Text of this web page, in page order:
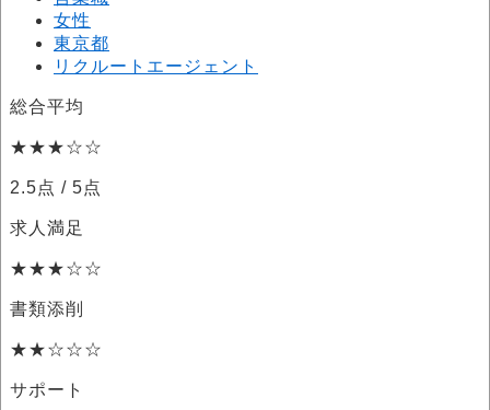
女性
東京都
リクルートエージェント
総合平均
★★★☆☆
2.5点 / 5点
求人満足
★★★☆☆
書類添削
★★☆☆☆
サポート